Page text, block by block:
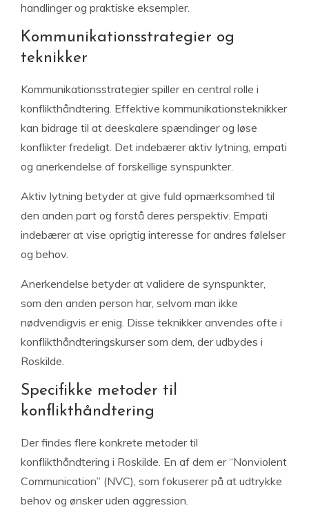
handlinger og praktiske eksempler.
Kommunikationsstrategier og
teknikker
Kommunikationsstrategier spiller en central rolle i
konflikthåndtering. Effektive kommunikationsteknikker
kan bidrage til at deeskalere spændinger og løse
konflikter fredeligt. Det indebærer aktiv lytning, empati
og anerkendelse af forskellige synspunkter.
Aktiv lytning betyder at give fuld opmærksomhed til
den anden part og forstå deres perspektiv. Empati
indebærer at vise oprigtig interesse for andres følelser
og behov.
Anerkendelse betyder at validere de synspunkter,
som den anden person har, selvom man ikke
nødvendigvis er enig. Disse teknikker anvendes ofte i
konflikthåndteringskurser som dem, der udbydes i
Roskilde.
Specifikke metoder til
konflikthåndtering
Der findes flere konkrete metoder til
konflikthåndtering i Roskilde. En af dem er “Nonviolent
Communication” (NVC), som fokuserer på at udtrykke
behov og ønsker uden aggression.